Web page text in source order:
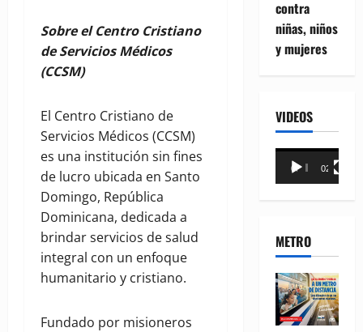
Sobre el Centro Cristiano
de Servicios Médicos
(CCSM)
El Centro Cristiano de
Servicios Médicos (CCSM)
es una institución sin fines
de lucro ubicada en Santo
Domingo, República
Dominicana, dedicada a
brindar servicios de salud
integral con un enfoque
humanitario y cristiano.
Fundado por misioneros
contra
niñas, niños
y mujeres
VIDEOS
Reproductor
00:00 02:18
METRO